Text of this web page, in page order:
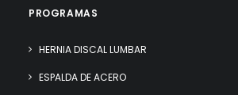
PROGRAMAS
HERNIA DISCAL LUMBAR
ESPALDA DE ACERO